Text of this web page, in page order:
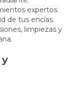
expertos
de tus encías.
limpiezas y
y